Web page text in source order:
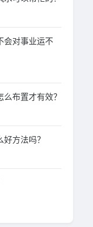
会对事业运不
布置才有效？
方法吗？